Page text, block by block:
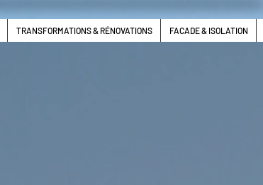
TRANSFORMATIONS & RÉNOVATIONS FACADE & ISOLATION